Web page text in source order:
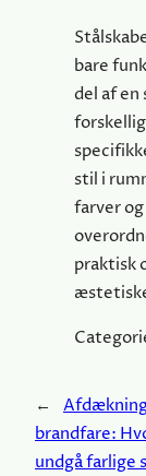
bare
del af
stil i
farver
praktisk
←
brandfare:
undgå farlige